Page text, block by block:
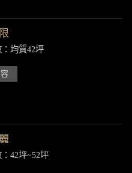
均質42坪
42坪~52坪